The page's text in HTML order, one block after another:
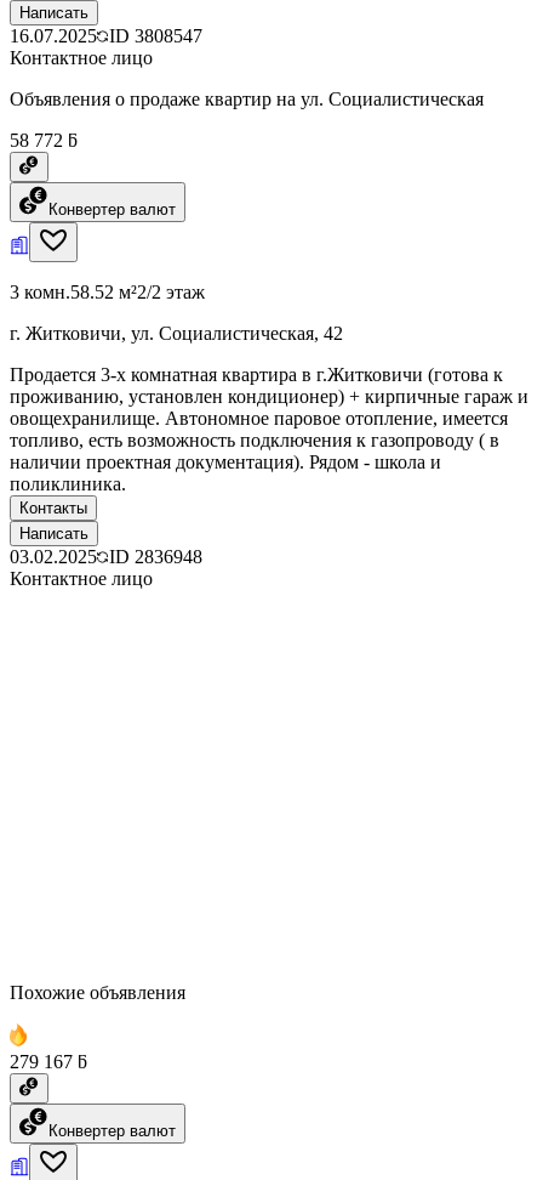
Написать
16.07.2025 ID 3808547
Контактное лицо
Объявления о продаже квартир на ул. Социалистическая
58 772 ƃ
Конвертер валют
3 комн.58.52 м²2/2 этаж
г. Житковичи, ул. Социалистическая, 42
Продается 3-х комнатная квартира в г.Житковичи (готова к
проживанию, установлен кондиционер) + кирпичные гараж и
овощехранилище. Автономное паровое отопление, имеется
топливо, есть возможность подключения к газопроводу ( в
наличии проектная документация). Рядом - школа и
поликлиника.
Контакты
Написать
03.02.2025 ID 2836948
Контактное лицо
Похожие объявления
279 167 ƃ
Конвертер валют